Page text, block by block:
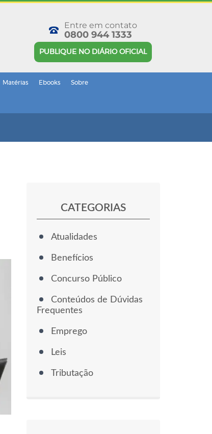
Entre em contato
0800 944 1333
PUBLIQUE NO DIÁRIO OFICIAL
Matérias Ebooks Sobre
CATEGORIAS
Atualidades
Benefícios
Concurso Público
Conteúdos de Dúvidas
Frequentes
Emprego
Leis
Tributação